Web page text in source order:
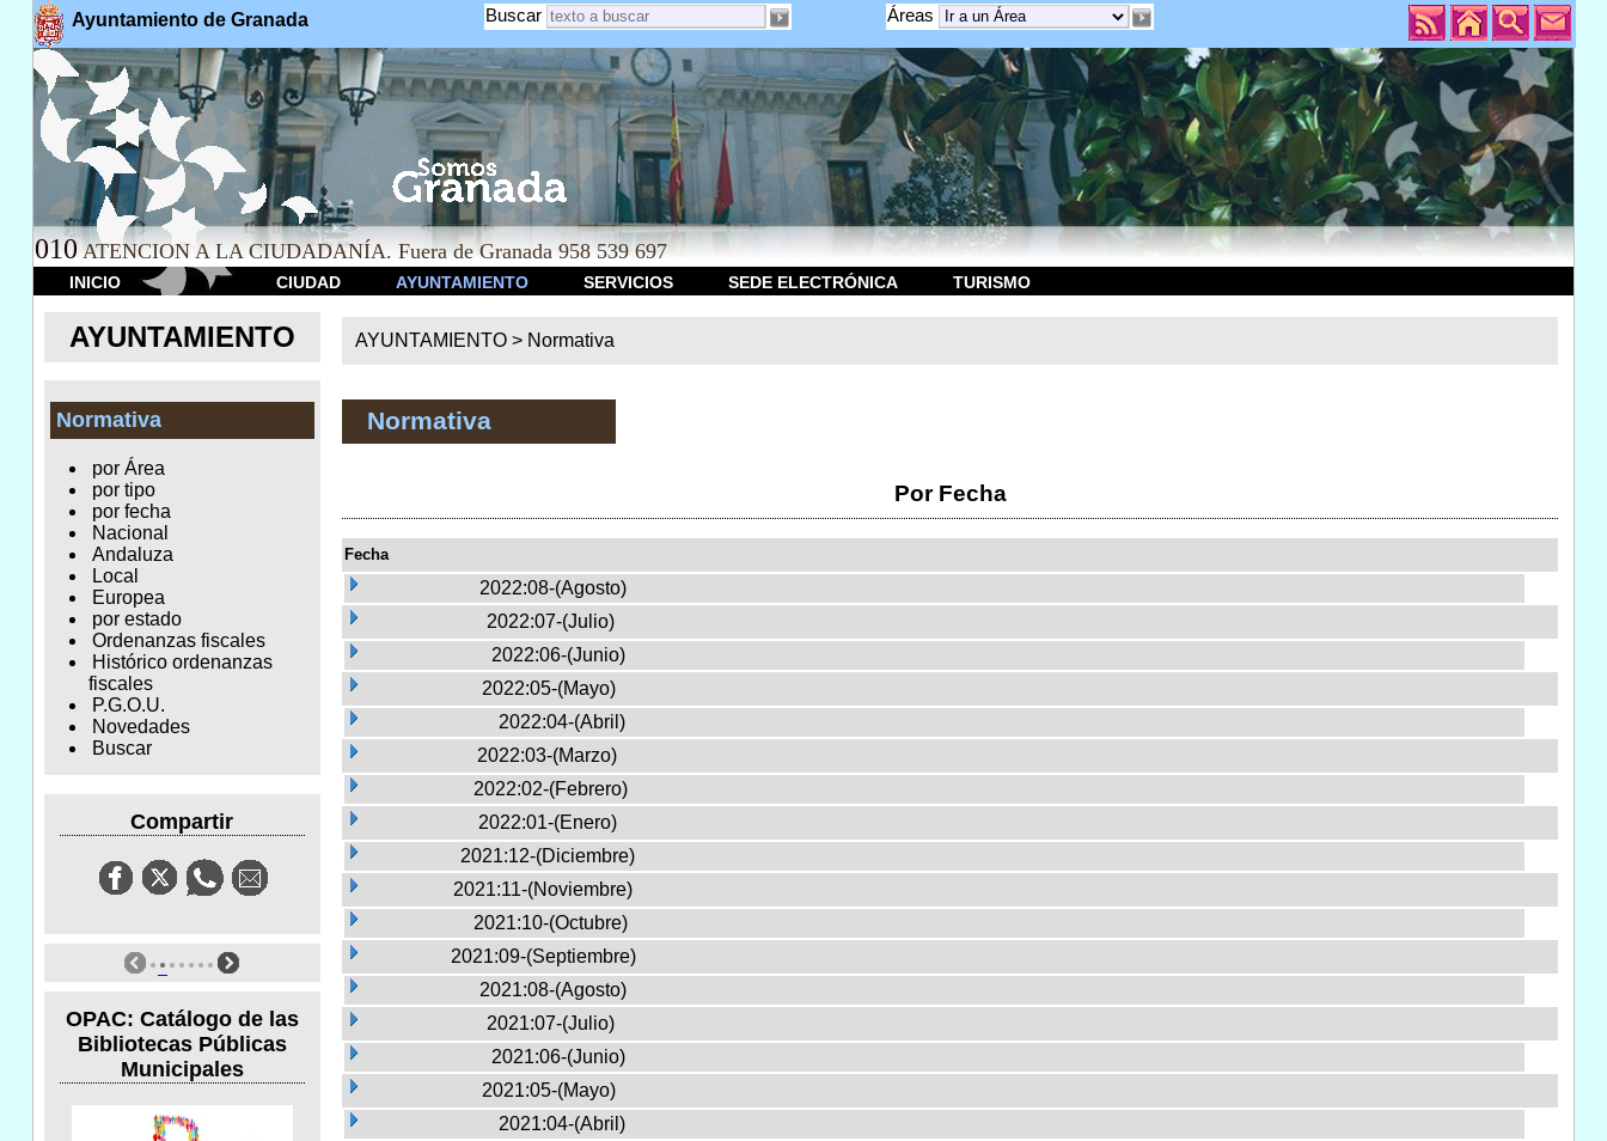
Ayuntamiento de Granada Áreas
Buscar
010 ATENCION A LA CIUDADANÍA. Fuera de Granada 958 539 697
INICIO CIUDAD AYUNTAMIENTO SERVICIOS SEDE ELECTRÓNICA TURISMO
AYUNTAMIENTO
Normativa
por Área
por tipo
por fecha
Nacional
Andaluza
Local
Europea
por estado
Ordenanzas fiscales
Histórico ordenanzas
fiscales
P.G.O.U.
Novedades
Buscar
Compartir
OPAC: Catálogo de las
Bibliotecas Públicas
Municipales
AYUNTAMIENTO > Normativa
Normativa
Por Fecha
Fecha
2022:08-(Agosto)
2022:07-(Julio)
2022:06-(Junio)
2022:05-(Mayo)
2022:04-(Abril)
2022:03-(Marzo)
2022:02-(Febrero)
2022:01-(Enero)
2021:12-(Diciembre)
2021:11-(Noviembre)
2021:10-(Octubre)
2021:09-(Septiembre)
2021:08-(Agosto)
2021:07-(Julio)
2021:06-(Junio)
2021:05-(Mayo)
2021:04-(Abril)